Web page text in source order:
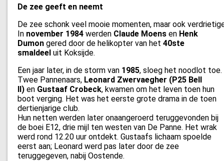
De zee geeft en neemt
De zee schonk veel mooie momenten, maar ook
In november 1984 werden Claude Moens en Henk
Dumon gered door de helikopter van het 40ste
smaldeel uit Koksijde.
Een jaar later, in de storm van 1985, sloeg het noodlot toe.
Twee Pannenaars, Leonard Zwervaegher (P25 Bell
II) en Gustaaf Crobeck, kwamen om het leven toen hun
boot verging. Het was het eerste grote drama in de toen
dertienjarige club.
Hun netten werden later onaangeroerd teruggevonden bij
de boei E12, drie mijl ten westen van De Panne. Het wrak
werd rond 12.20 uur ontdekt. Gustaafs lichaam spoelde
eerst aan; Leonard werd pas later door de zee
teruggegeven, nabij Oostende.